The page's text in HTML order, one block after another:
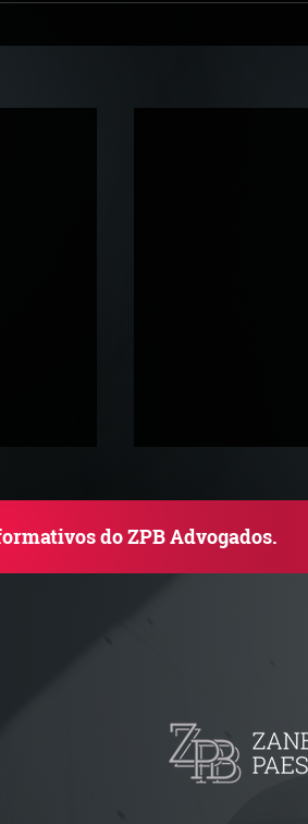
Resoluções nº
6.078/2026
Relevantes
do ZPB Advogados.